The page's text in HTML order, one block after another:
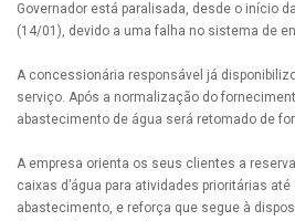
Governador está paralisada, desde o início
(14/01), devido a uma falha no sistema de
A concessionária responsável já
serviço. Após a normalização do
abastecimento de água será retomado de
A empresa orienta os seus clientes a
caixas d’água para atividades prioritárias
abastecimento, e reforça que segue à